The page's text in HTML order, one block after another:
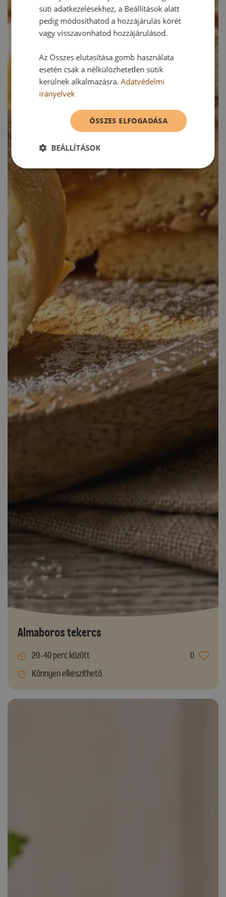
Almaboros tekercs
20-40 perc között
0
Könnyen elkészíthető
süti adatkezelésekhez, a Beállítások alatt
pedig módosíthatod a hozzájárulás körét
vagy visszavonhatod hozzájárulásod.
Az Összes elutasítása gomb használata
esetén csak a nélkülözhetetlen sütik
kerülnek alkalmazásra.Adatvédelmi
irányelvek
ÖSSZES ELFOGADÁSA
BEÁLLÍTÁSOK